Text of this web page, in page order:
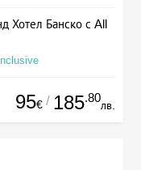
Хотел Банско с All
95€ / 185.80
лв.